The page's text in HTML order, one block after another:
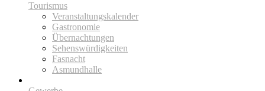
Tourismus
Veranstaltungskalender
Gastronomie
Übernachtungen
Sehenswürdigkeiten
Fasnacht
Asmundhalle